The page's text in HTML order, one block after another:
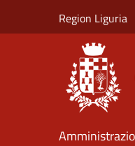
Region Liguria